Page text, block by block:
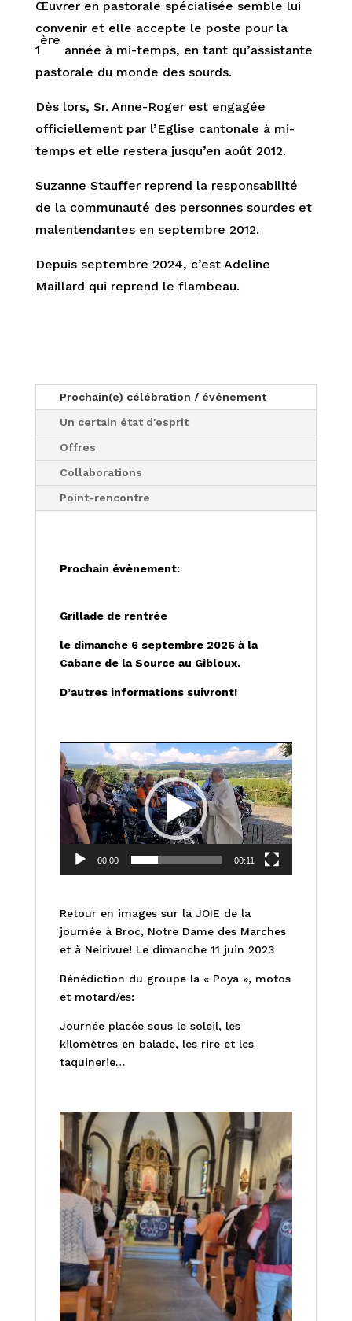
Œuvrer en pastorale spécialisée semble lui
convenir et elle accepte le poste pour la
1
ère
année à mi-temps, en tant qu’assistante
pastorale du monde des sourds.
Dès lors, Sr. Anne-Roger est engagée
officiellement par l’Eglise cantonale à mi-
temps et elle restera jusqu’en août 2012.
Suzanne Stauffer reprend la responsabilité
de la communauté des personnes sourdes et
malentendantes en septembre 2012.
Depuis septembre 2024, c’est Adeline
Maillard qui reprend le flambeau.
Prochain(e) célébration / événement
Un certain état d'esprit
Offres
Collaborations
Point-rencontre
Prochain évènement:
Grillade de rentrée
le dimanche 6 septembre 2026 à la
Cabane de la Source au Gibloux.
D’autres informations suivront!
Lecteur
vidéo
00:00 00:11
Retour en images sur la JOIE de la
journée à Broc, Notre Dame des Marches
et à Neirivue! Le dimanche 11 juin 2023
Bénédiction du groupe la « Poya », motos
et motard/es:
Journée placée sous le soleil, les
kilomètres en balade, les rire et les
taquinerie…